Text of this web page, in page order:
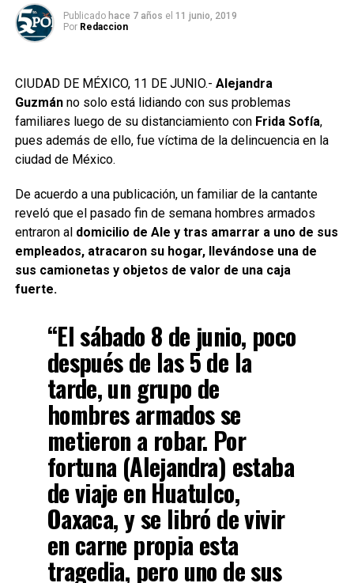
Publicado hace 7 años el 11 junio, 2019
Por Redaccion
CIUDAD DE MÉXICO, 11 DE JUNIO.- Alejandra
Guzmánno solo está lidiando con sus problemas
familiares luego de su distanciamiento con Frida Sofía,
pues además de ello, fue víctima de la delincuencia en la
ciudad de México.
De acuerdo a una publicación, un familiar de la cantante
reveló que el pasado fin de semana hombres armados
entraron aldomicilio de Ale y tras amarrar a uno de sus
empleados, atracaron su hogar, llevándose una de
sus camionetas y objetos de valor de una caja
fuerte.
“El sábado 8 de junio, poco
después de las 5 de la
tarde, un grupo de
hombres armados se
metieron a robar. Por
fortuna (Alejandra) estaba
de viaje en Huatulco,
Oaxaca, y se libró de vivir
en carne propia esta
tragedia, pero uno de sus